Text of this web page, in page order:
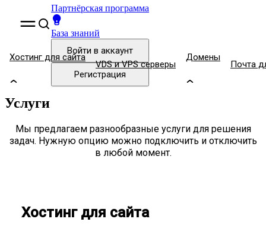
Партнёрская программа
База знаний
Войти в аккаунт
Регистрация
Хостинг для сайта
VDS и VPS серверы
Домены
Почта
Услуги
Мы предлагаем разнообразные услуги для решения
задач. Нужную опцию можно подключить и отключить
в любой момент.
Хостинг для сайта